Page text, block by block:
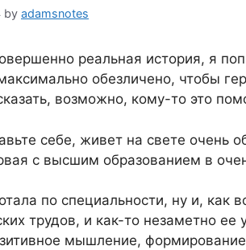
by adamsnotes
реальная история, я
обезличено, чтобы
возможно, кому-то это
себе, живет на свете очень
с высшим образованием в
по специальности, ну и, как
трудов, и как-то незаметно
мышление, формирование